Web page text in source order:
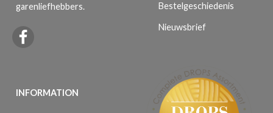
garenliefhebbers.
INFORMATION
Bestelgeschiedenis
Nieuwsbrief